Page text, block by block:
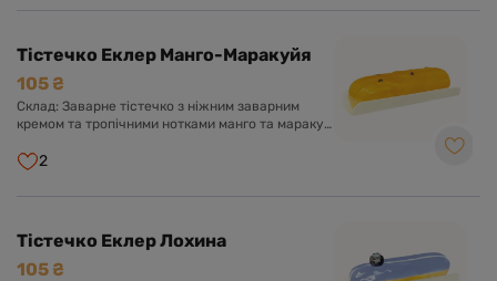
Тістечко Еклер Манго-Маракуйя
105 ₴
Склад: Заварне тістечко з ніжним заварним
кремом та тропічними нотками манго та маракуї.
екзотичних фруктів.
2
Тістечко Еклер Лохина
105 ₴